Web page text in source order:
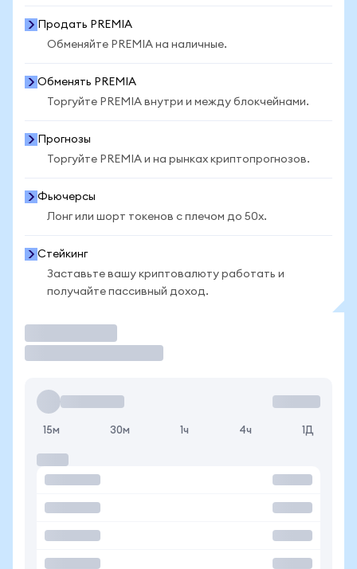
Продать PREMIA
Обменяйте PREMIA на наличные.
Обменять PREMIA
Торгуйте PREMIA внутри и между блокчейнами.
Прогнозы
Торгуйте PREMIA и на рынках криптопрогнозов.
Фьючерсы
Лонг или шорт токенов с плечом до 50x.
Стейкинг
Заставьте вашу криптовалюту работать и
получайте пассивный доход.
15м 30м 1ч 4ч 1Д